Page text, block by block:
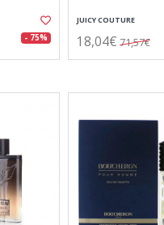
- 75%
JUICY COUTURE
18,04€ 71,57€